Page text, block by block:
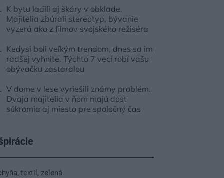
K bytu ladili aj škáry v obklade.
Majitelia zbúrali stereotyp, bývanie
vyzerá ako z filmov svojského režiséra
Kedysi boli veľkým trendom, dnes sa im
radšej vyhnite. Týchto 7 vecí robí vašu
obývačku zastaralou
V dome v lese vyriešili známy problém.
Dvaja majitelia v ňom majú dosť
súkromia aj miesto pre spoločný čas
, textil , zelená